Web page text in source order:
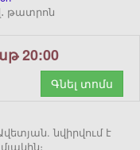
թատրոն
20:00
Գնել տոմս
նվիրվում է